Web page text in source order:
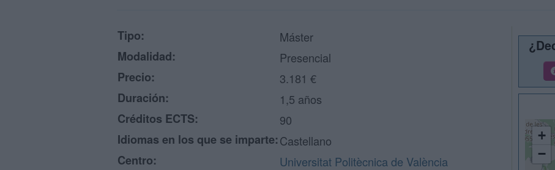
Tipo:
Máster
Modalidad:
Presencial
Precio:
3.181 €
Duración:
1,5 años
Créditos ECTS:
90
Idiomas en los que se imparte:Castellano
Centro:
Universitat Politècnica de València
+
−